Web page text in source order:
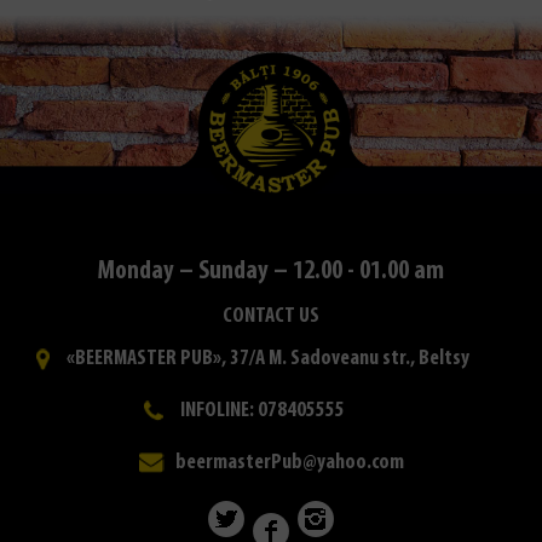
Monday – Sunday – 12.00 - 01.00 am
CONTACT US
«BEERMASTER PUB», 37/A M. Sadoveanu str., Beltsy
INFOLINE: 078405555
beermasterPub@yahoo.com